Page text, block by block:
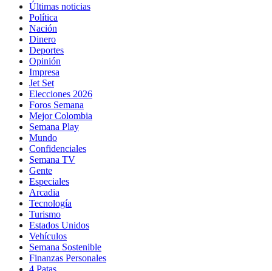
Últimas noticias
Política
Nación
Dinero
Deportes
Opinión
Impresa
Jet Set
Elecciones 2026
Foros Semana
Mejor Colombia
Semana Play
Mundo
Confidenciales
Semana TV
Gente
Especiales
Arcadia
Tecnología
Turismo
Estados Unidos
Vehículos
Semana Sostenible
Finanzas Personales
4 Patas